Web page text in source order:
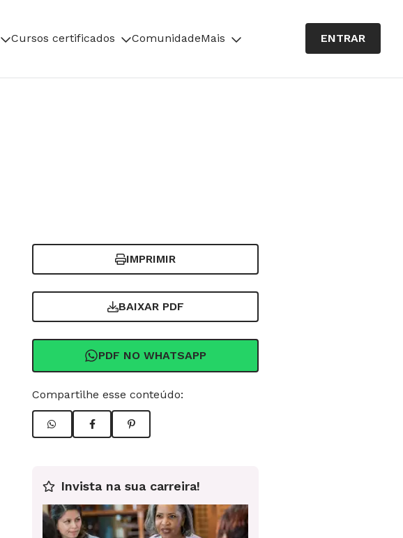
Cursos certificados ComunidadeMais ENTRAR
IMPRIMIR
BAIXAR PDF
PDF NO WHATSAPP
Compartilhe esse conteúdo:
Invista na sua carreira!